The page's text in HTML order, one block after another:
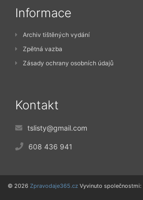
Informace
Archiv tištěných vydání
Zpětná vazba
Zásady ochrany osobních údajů
Kontakt
tslisty@gmail.com
608 436 941
© 2026 Zpravodaje365.cz Vyvinuto společnostmi: